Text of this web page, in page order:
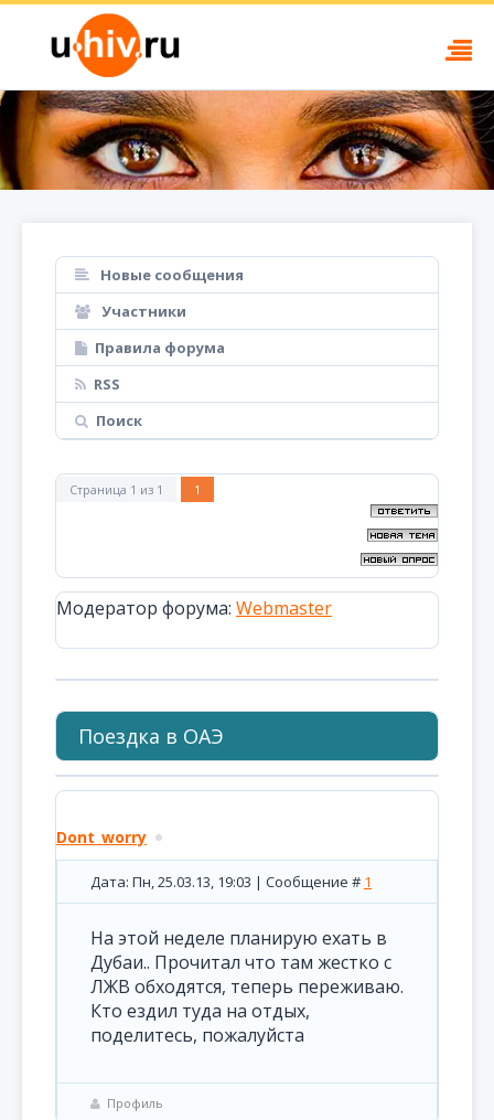
Новые сообщения
Участники
Правила форума
RSS
Поиск
Страница 1 из 1 1
Модератор форума: Webmaster
Поездка в ОАЭ
Dont_worry
Дата: Пн, 25.03.13, 19:03 | Сообщение # 1
На этой неделе планирую ехать в
Дубаи.. Прочитал что там жестко с
ЛЖВ обходятся, теперь переживаю.
Кто ездил туда на отдых,
поделитесь, пожалуйста
Профиль